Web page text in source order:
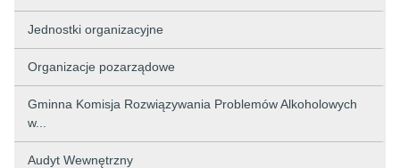
Jednostki organizacyjne
Organizacje pozarządowe
Gminna Komisja Rozwiązywania Problemów Alkoholowych
w...
Audyt Wewnętrzny